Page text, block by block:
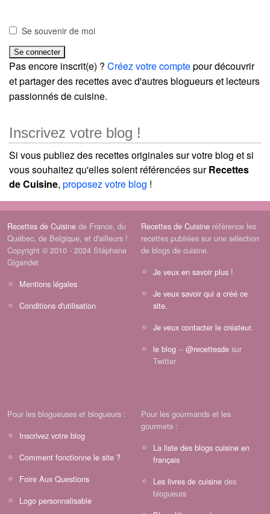
Se souvenir de moi
Pas encore inscrit(e) ? Créez votre comptepour découvrir
et partager des recettes avec d'autres blogueurs et lecteurs
passionnés de cuisine.
Inscrivez votre blog !
Si vous publiez des recettes originales sur votre blog et si
vous souhaitez qu'elles soient référencées surRecettes
de Cuisine, proposez votre blog !
Recettes de Cuisine de France, du
Québec, de Belgique, et d'ailleurs !
Copyright © 2010 - 2024 Stéphane
Gigandet
Mentions légales
Conditions d'utilisation
Recettes de Cuisine référence les
recettes publiées sur une sélection
de blogs de cuisine.
Je veux en savoir plus !
Je veux savoir qui a créé ce
site.
Je veux contacter le créateur.
le blog -- @recettesde sur
Twitter
Pour les blogueuses et blogueurs :
Inscrivez votre blog
Comment fonctionne le site ?
Foire Aux Questions
Logo personnalisable
Pour les gourmands et les
gourmets :
La liste des blogs cuisine en
français
Les livres de cuisine des
blogueurs